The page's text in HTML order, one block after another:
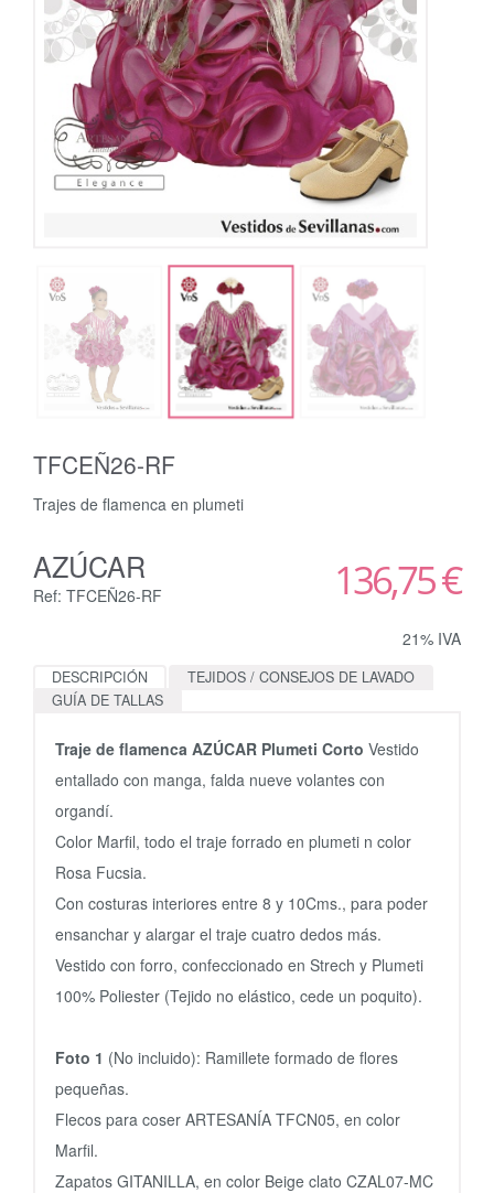
TFCEÑ26-RF
Trajes de flamenca en plumeti
AZÚCAR
Ref: TFCEÑ26-RF 136,75 €
21% IVA
DESCRIPCIÓN
TEJIDOS / CONSEJOS DE LAVADO
GUÍA DE TALLAS
Traje de flamenca AZÚCAR Plumeti Corto Vestido
entallado con manga, falda nueve volantes con
organdí.
Color Marfil, todo el traje forrado en plumeti n color
Rosa Fucsia.
Con costuras interiores entre 8 y 10Cms., para poder
ensanchar y alargar el traje cuatro dedos más.
Vestido con forro, confeccionado en Strech y Plumeti
100% Poliester (Tejido no elástico, cede un poquito).
Foto 1 (No incluido): Ramillete formado de flores
pequeñas.
Flecos para coser ARTESANÍA TFCN05, en color
Marfil.
Zapatos GITANILLA, en color Beige clato CZAL07-MC